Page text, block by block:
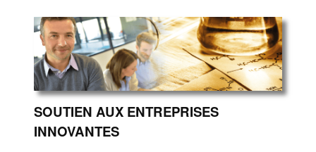
SOUTIEN AUX ENTREPRISES
INNOVANTES